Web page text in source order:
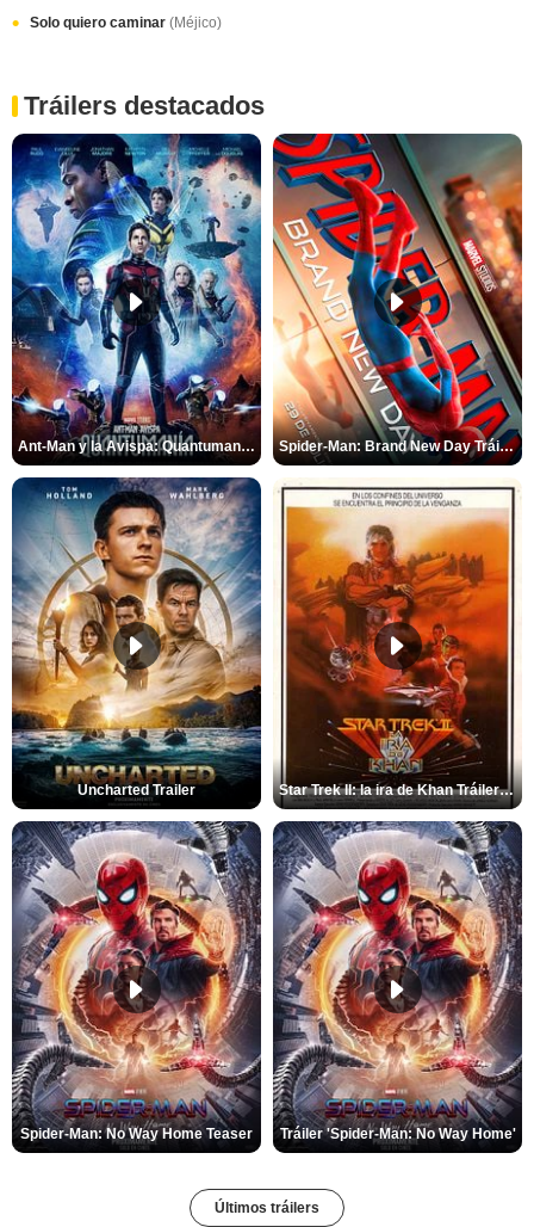
Solo quiero caminar (Méjico)
Tráilers destacados
Ant-Man y la Avispa: Quantumanía Tráiler (2) Spider-Man: Brand New Day Tráiler (3)
Uncharted Trailer Star Trek II: la ira de Khan Tráiler VO
Spider-Man: No Way Home Teaser Tráiler 'Spider-Man: No Way Home'
Últimos tráilers